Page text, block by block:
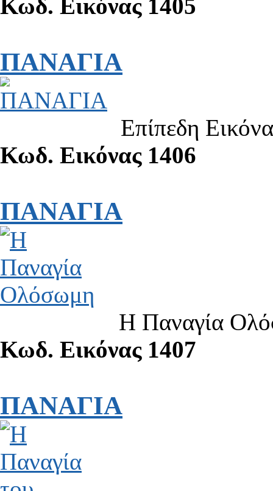
Κωδ. Εικόνας 1405
ΠΑΝΑΓΙΑ
Επίπεδη
Κωδ. Εικόνας 1406
ΠΑΝΑΓΙΑ
Η Παναγία
Κωδ. Εικόνας 1407
ΠΑΝΑΓΙΑ